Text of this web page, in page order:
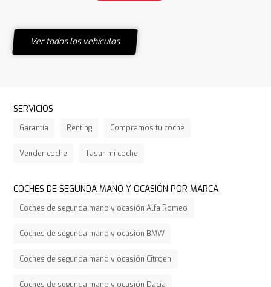
Ver todos los vehículos
SERVICIOS
Garantía Renting Compramos tu coche
Vender coche Tasar mi coche
COCHES DE SEGUNDA MANO Y OCASIÓN POR MARCA
Coches de segunda mano y ocasión Alfa Romeo
Coches de segunda mano y ocasión BMW
Coches de segunda mano y ocasión Citroen
Coches de segunda mano y ocasión Dacia